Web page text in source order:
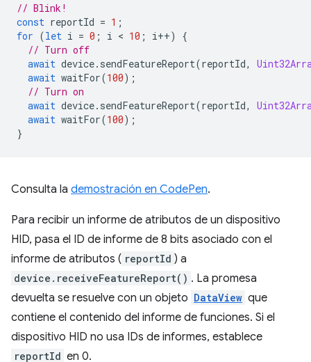
// Blink!
const reportId = 1 ;
for (let i = 0 ; i < 10 ; i++)
{
// Turn off
await device. sendFeatureReport(reportId,
await waitFor(100);
// Turn on
await device. sendFeatureReport(reportId,
await waitFor(100);
}
Consulta la demostración en CodePen.
Para recibir un informe de atributos de un dispositivo
HID, pasa el ID de informe de 8 bits asociado con el
informe de atributos ( reportId ) a
device.receiveFeatureReport() . La promesa
devuelta se resuelve con un objeto DataView que
contiene el contenido del informe de funciones. Si el
dispositivo HID no usa IDs de informes, establece
reportId en 0.